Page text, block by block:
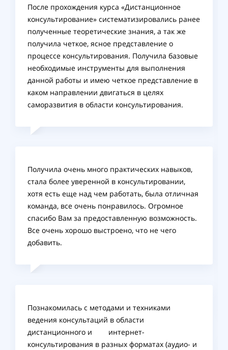
После прохождения курса «Дистанционное
консультирование» систематизировались ранее
полученные теоретические знания, а так же
получила четкое, ясное представление о
процессе консультирования. Получила базовые
необходимые инструменты для выполнения
данной работы и имею четкое представление в
каком направлении двигаться в целях
саморазвития в области консультирования.
Получила очень много практических навыков,
стала более уверенной в консультировании,
хотя есть еще над чем работать, была отличная
команда, все очень понравилось. Огромное
спасибо Вам за предоставленную возможность.
Все очень хорошо выстроено, что не чего
добавить.
Познакомилась с методами и техниками
ведения консультаций в области
дистанционного и интернет-
консультирования в разных форматах (аудио- и